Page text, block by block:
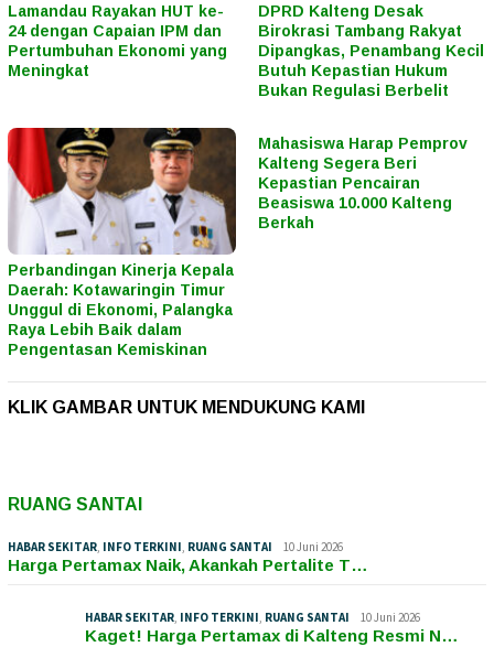
Lamandau Rayakan HUT ke-
24 dengan Capaian IPM dan
Pertumbuhan Ekonomi yang
Meningkat
DPRD Kalteng Desak
Birokrasi Tambang Rakyat
Dipangkas, Penambang Kecil
Butuh Kepastian Hukum
Bukan Regulasi Berbelit
Perbandingan Kinerja Kepala
Daerah: Kotawaringin Timur
Unggul di Ekonomi, Palangka
Raya Lebih Baik dalam
Pengentasan Kemiskinan
Mahasiswa Harap Pemprov
Kalteng Segera Beri
Kepastian Pencairan
Beasiswa 10.000 Kalteng
Berkah
KLIK GAMBAR UNTUK MENDUKUNG KAMI
RUANG SANTAI
HABAR SEKITAR, INFO TERKINI, RUANG SANTAI 10 Juni 2026
Harga Pertamax Naik, Akankah Pertalite T…
HABAR SEKITAR, INFO TERKINI, RUANG SANTAI 10 Juni 2026
Kaget! Harga Pertamax di Kalteng Resmi N…